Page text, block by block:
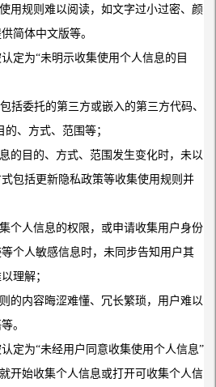
用规则难以阅读，如文字过小过密、颜
简体中文版等。
定为“未明示收集使用个人信息的目
包括委托的第三方或嵌入的第三方代码、
、方式、范围等；
的目的、方式、范围发生变化时，未以
包括更新隐私政策等收集使用规则并
个人信息的权限，或申请收集用户身份
个人敏感信息时，未同步告知用户其
理解；
的内容晦涩难懂、冗长繁琐，用户难以
。
定为“未经用户同意收集使用个人信息”
开始收集个人信息或打开可收集个人信